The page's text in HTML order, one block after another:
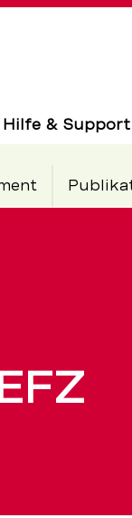
Hilfe & Support